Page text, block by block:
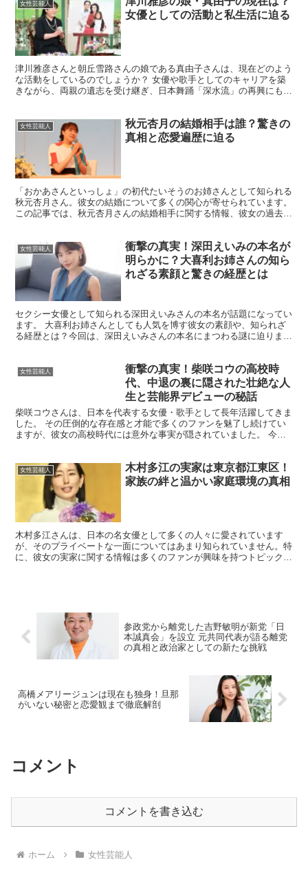
女性芸能人
女優としての活動と私生活に迫る
津川雅彦さんと朝丘雪路さんの娘である真由子さんは、現在どのよう
な活動をしているのでしょうか？ 女優や歌手としてのキャリアを築
きながら、両親の遺志を受け継ぎ、日本舞踊「深水流」の再興にも取
女性芸能人
秋元杏月の結婚相手は誰？驚きの
真相と恋愛遍歴に迫る
「おかあさんといっしょ」の初代たいそうのお姉さんとして知られる
秋元杏月さん。彼女の結婚について多くの関心が寄せられています。
この記事では、秋元杏月さんの結婚相手に関する情報、彼女の過去の
女性芸能人
衝撃の真実！深田えいみの本名が
明らかに？大喜利お姉さんの知ら
れざる素顔と驚きの経歴とは
セクシー女優として知られる深田えいみさんの本名が話題になってい
ます。 大喜利お姉さんとしても人気を博す彼女の素顔や、知られざ
る経歴とは？今回は、深田えいみさんの本名にまつわる謎に迫りま
女性芸能人
衝撃の真実！柴咲コウの高校時
代、中退の裏に隠された壮絶な人
生と芸能界デビューの秘話
柴咲コウさんは、日本を代表する女優・歌手として長年活躍してきま
した。 その圧倒的な存在感と才能で多くのファンを魅了し続けてい
ますが、彼女の高校時代には意外な事実が隠されていました。 今回
女性芸能人
木村多江の実家は東京都江東区！
家族の絆と温かい家庭環境の真相
木村多江さんは、日本の名女優として多くの人々に愛されています
が、そのプライベートな一面についてはあまり知られていません。特
に、彼女の実家に関する情報は多くのファンが興味を持つトピックで
参政党から離党した吉野敏明が新党「日
本誠真会」を設立 元共同代表が語る離党
の真相と政治家としての新たな挑戦
高橋メアリージュンは現在も独身！旦那
がいない秘密と恋愛観まで徹底解剖
コメント
コメントを書き込む
ホーム 女性芸能人